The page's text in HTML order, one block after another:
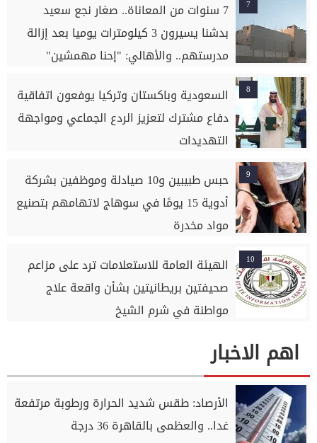
7
7 سنوات من المعاناة.. صغار نجع سعيد
بدشنا يسيرون 3 كيلومترات يوميا بعد إزالة
مدرستهم.. والأهالي: "إحنا مهمشين"
8
السعودية وباكستان وتركيا يوفعون اتفاقية
دفاع مشترك لتعزيز الردع الجماعي ومواجهة
التهديدات
9
حبس طبيبين و10 صيادلة وموظفين بشركة
أدوية 15 يومًا في سوهاج لاتهامهم بتصنيع
مواد مخدرة
10
الهيئة العامة للاستعلامات ترد على مزاعم
صحيفتين بريطانيتين بشأن واقعة علاج
مواطنة في شرم الشيخ
اهم الاخبار
الأرصاد: طقس شديد الحرارة ورطوبة مرتفعة
غدا.. والعظمى بالقاهرة 36 درجة